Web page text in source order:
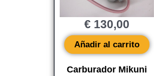
Carburador Mikuni
€130,00
Añadir al carrito